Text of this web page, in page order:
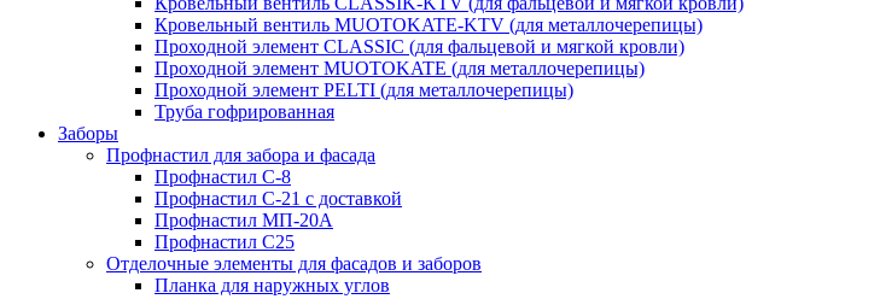
Кровельный вентиль MUOTOKATE-KTV (для металлочерепицы)
Проходной элемент CLASSIC (для фальцевой и мягкой кровли)
Проходной элемент MUOTOKATE (для металлочерепицы)
Проходной элемент PELTI (для металлочерепицы)
Труба гофрированная
Заборы
Профнастил для забора и фасада
Профнастил С-8
Профнастил С-21 с доставкой
Профнастил МП-20А
Профнастил С25
Отделочные элементы для фасадов и заборов
Планка для наружных углов